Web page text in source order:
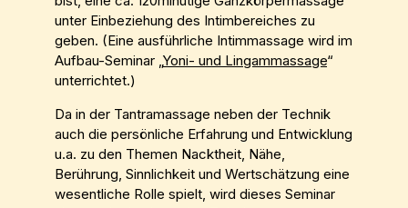
unter Einbeziehung des Intimbereiches zu
geben. (Eine ausführliche Intimmassage wird im
Aufbau-Seminar „Yoni- und Lingammassage“
unterrichtet.)
Da in der Tantramassage neben der Technik
auch die persönliche Erfahrung und Entwicklung
u.a. zu den Themen Nacktheit, Nähe,
Berührung, Sinnlichkeit und Wertschätzung eine
wesentliche Rolle spielt, wird dieses Seminar